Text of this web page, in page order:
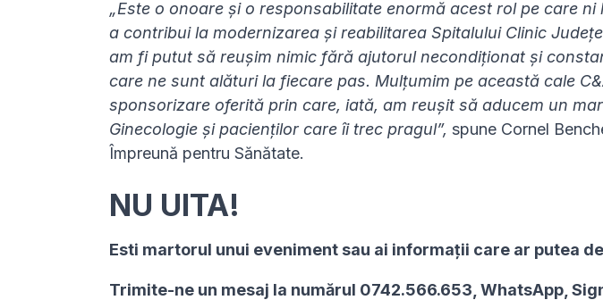
„Este o onoare și o responsabilitate enormă acest rol pe care
a contribui la modernizarea și reabilitarea Spitalului Clinic
am fi putut să reușim nimic fără ajutorul necondiționat și
care ne sunt alături la fiecare pas. Mulțumim pe această cale
sponsorizare oferită prin care, iată, am reușit să aducem un
Ginecologie și pacienților care îi trec pragul”, spune Cornel
Împreună pentru Sănătate.
NU UITA!
Esti martorul unui eveniment sau ai informaţii care ar putea
Trimite-ne un mesaj la numărul 0742.566.653, WhatsApp,